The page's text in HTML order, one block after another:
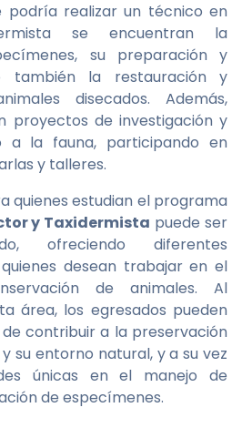
podría realizar un técnico en
se encuentran la
su preparación y
también la restauración y
disecados. Además,
proyectos de investigación y
a la fauna, participando en
y talleres.
quienes estudian el programa
y Taxidermista puede ser
ofreciendo diferentes
desean trabajar en el
de animales. Al
área, los egresados pueden
contribuir a la preservación
su entorno natural, y a su vez
únicas en el manejo de
de especímenes.